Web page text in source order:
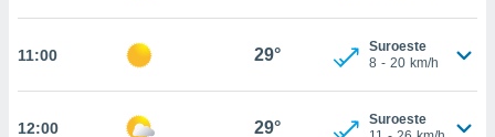
botón
a la
la
ya sean
CONTINUAR
11:00 29°
Suroeste
8 - 20 km/h
12:00 29°
Suroeste